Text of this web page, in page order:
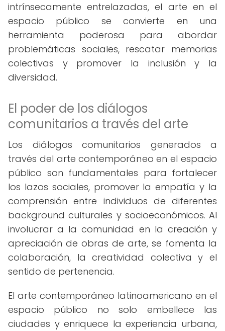
intrínsecamente entrelazadas, el arte en el
espacio público se convierte en una
herramienta poderosa para abordar
problemáticas sociales, rescatar memorias
colectivas y promover la inclusión y la
diversidad.
El poder de los diálogos
comunitarios a través del arte
Los diálogos comunitarios generados a
través del arte contemporáneo en el espacio
público son fundamentales para fortalecer
los lazos sociales, promover la empatía y la
comprensión entre individuos de diferentes
background culturales y socioeconómicos. Al
involucrar a la comunidad en la creación y
apreciación de obras de arte, se fomenta la
colaboración, la creatividad colectiva y el
sentido de pertenencia.
El arte contemporáneo latinoamericano en el
espacio público no solo embellece las
ciudades y enriquece la experiencia urbana,